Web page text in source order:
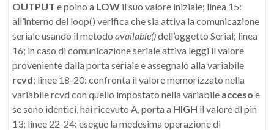
OUTPUT e poino a LOW il suo valore iniziale; linea 15:
all’interno del loop() verifica che sia attiva la comunicazione
seriale usando il metodo available()dell’oggetto Serial; linea
16; in caso di comunicazione seriale attiva leggi il valore
proveniente dalla porta seriale e assegnalo alla variabile
rcvd; linee 18-20: confronta il valore memorizzato nella
variabile rcvd con quello impostato nella variabile acceso e
se sono identici, hai ricevuto A, porta a HIGH il valore dl pin
13; linee 22-24: esegue la medesima operazione di